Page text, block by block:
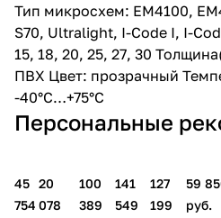
Тип микросхем: EM4100,
S70, Ultralight, I-Code I, I-
15, 18, 20, 25, 27, 30
ПВХ Цвет: прозрачный
-40°С…+75°С
Персональные
45
754
20
078
100
389
141
549
127
199
59
руб.